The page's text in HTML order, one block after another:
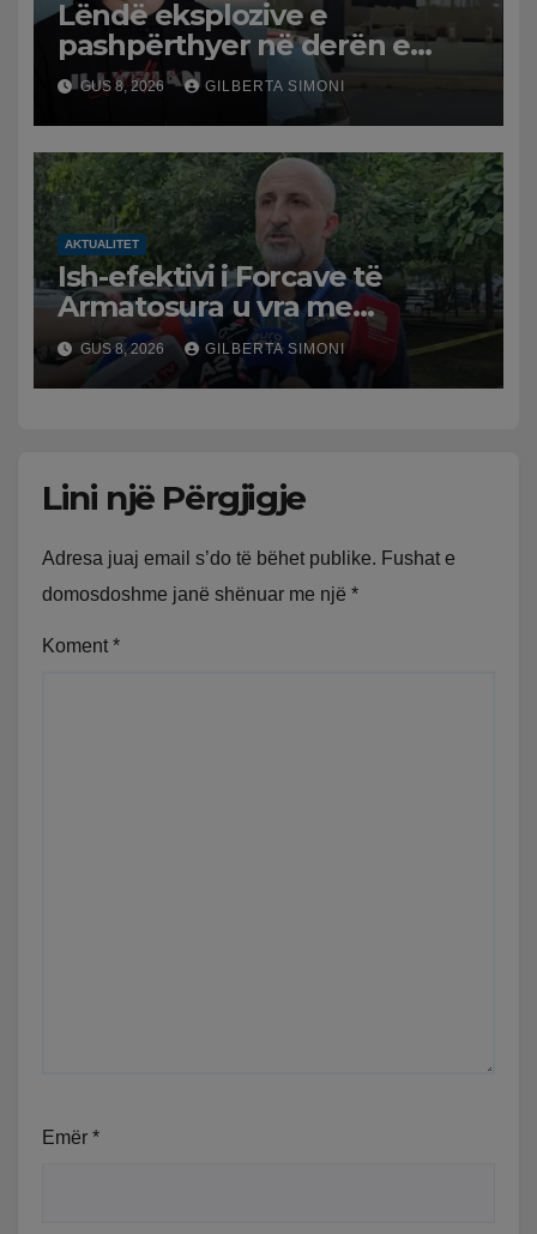
Lëndë eksplozive e
pashpërthyer në derën e
dyqanit të Noizyt në Durrës,
policia nis hetimet për
ngjarjen
GUS 8, 2026 GILBERTA SIMONI
AKTUALITET
Ish-efektivi i Forcave të
Armatosura u vra me
kallashnikov nga shoku i
fëmijërisë, zv. drejtori i
Hetimit: Kishin konflikt të
GUS 8, 2026 GILBERTA SIMONI
Lini një Përgjigje
Adresa juaj email s’do të bëhet publike. Fushat e
domosdoshme janë shënuar me një *
Koment *
Emër *